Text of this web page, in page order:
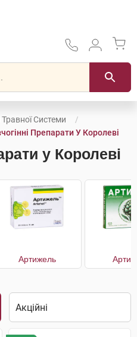
Системи
Препарати У Королеві
у Королеві
Артижель